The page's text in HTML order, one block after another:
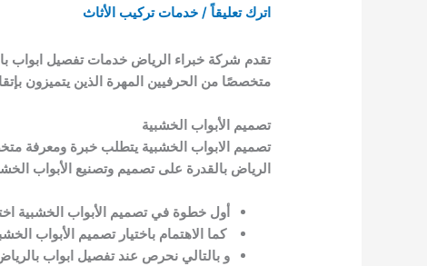
اترك تعليقاً /خدمات تركيب الأثاث
تقدم شركة خبراء الرياض خدمات تفصيل ابواب
متخصصًا من الحرفيين المهرة الذين يتميزون
تصميم الأبواب الخشبية
تصميم الابواب الخشبية يتطلب خبرة ومعرفة
الرياض بالقدرة على تصميم وتصنيع الأبواب
أول خطوة في تصميم الأبواب الخشبية
كما الاهتمام باختيار تصميم الأبواب
و بالتالي نحرص عند تفصيل ابواب